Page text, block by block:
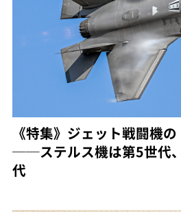
《特集》ジェット戦闘機
──ステルス機は第5世代
代